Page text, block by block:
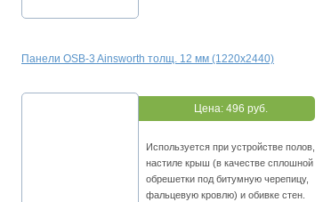
Панели OSB-3 Ainsworth толщ. 12 мм (1220х2440)
Цена: 496 руб.
Используется при устройстве полов,
настиле крыш (в качестве сплошной
обрешетки под битумную черепицу,
фальцевую кровлю) и обивке стен.